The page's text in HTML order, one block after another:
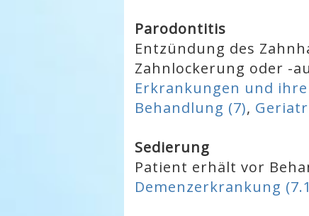
Parodontitis
Entzündung des
Zahnlockerung oder -
Erkrankungen und
Behandlung (7),
Sedierung
Patient erhält vor
Demenzerkrankung